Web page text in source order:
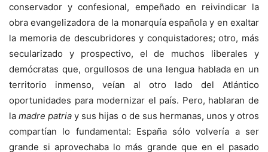
conservador y confesional, empeñado en reivindicar la
obra evangelizadora de la monarquía española y en exaltar
la memoria de descubridores y conquistadores; otro, más
secularizado y prospectivo, el de muchos liberales y
demócratas que, orgullosos de una lengua hablada en un
territorio inmenso, veían al otro lado del Atlántico
oportunidades para modernizar el país. Pero, hablaran de
lamadre patria y sus hijas o de sus hermanas, unos y otros
compartían lo fundamental: España sólo volvería a ser
grande si aprovechaba lo más grande que en el pasado